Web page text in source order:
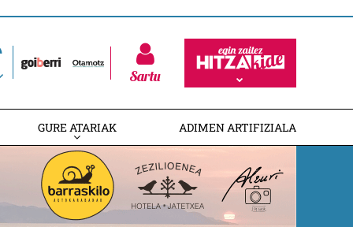
Sartu
GURE ATARIAK ADIMEN ARTIFIZIALA